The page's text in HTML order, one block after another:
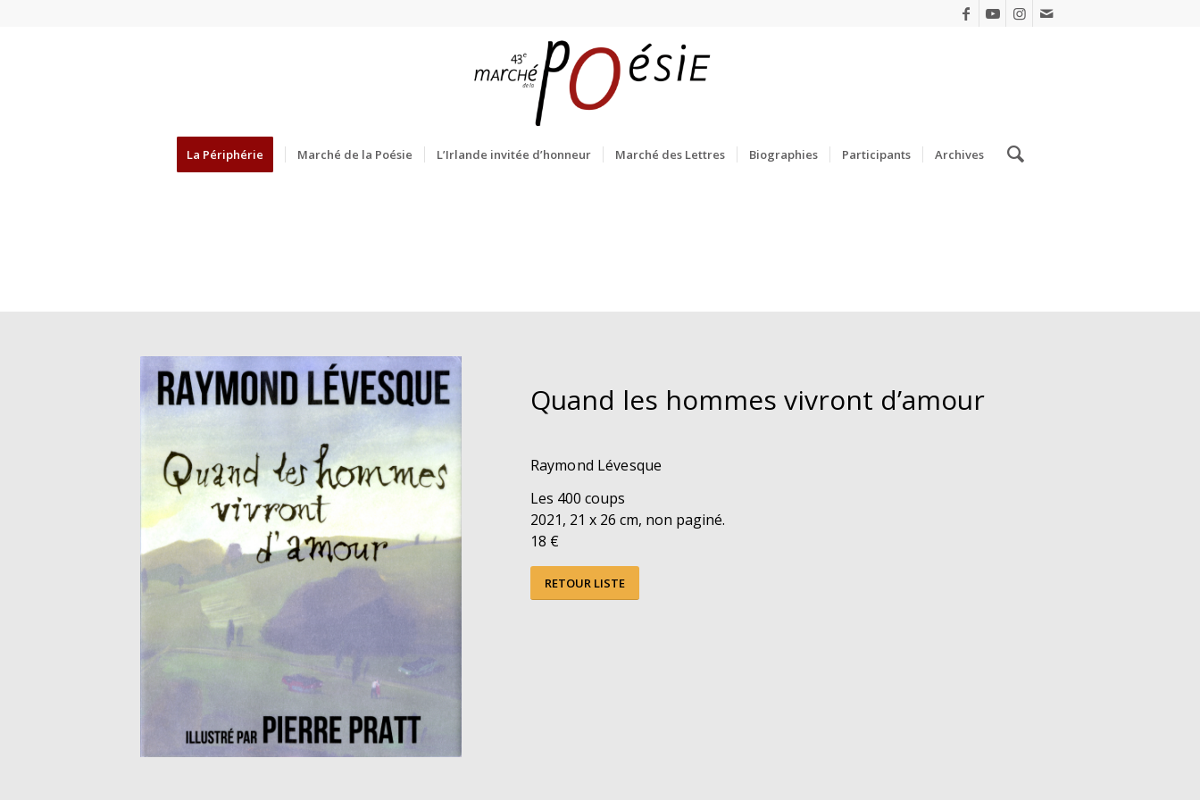
La Périphérie Marché de la Poésie L’Irlande invitée d’honneur Marché des Lettres Biographies Participants Archives
Quand les hommes vivront d’amour
Raymond Lévesque
Les 400 coups
2021, 21 x 26 cm, non paginé.
18 €
RETOUR LISTE